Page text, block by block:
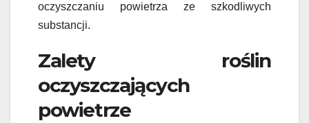
oczyszczaniu powietrza ze szkodliwych
substancji.
Zalety roślin
oczyszczających
powietrze